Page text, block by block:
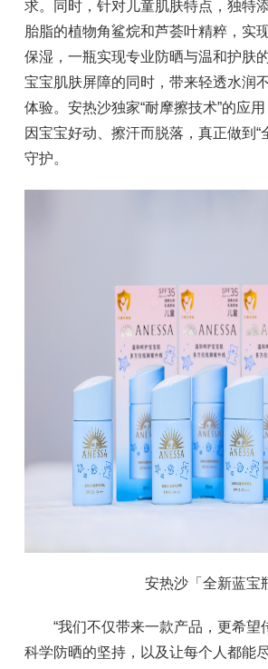
求。同时，针对儿童肌肤特点，独特
胎脂的植物角鲨烷和芦荟叶精粹，实
保湿，一瓶实现专业防晒与温和护肤
宝宝肌肤屏障的同时，带来轻透水润
体验。安热沙独家“耐摩擦技术”的应
因宝宝好动、擦汗而脱落，真正做到“
守护。
安热沙「全新蓝宝
“我们不仅带来一款产品，更希望
科学防晒的坚持，以及让每个人都能